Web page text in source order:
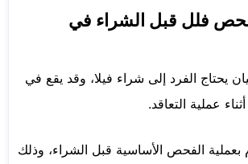
فلل قبل الشراء في
يحتاج الفرد إلى شراء فيلا، وقد يقع في
عملية التعاقد.
بعملية الفحص الأساسية قبل الشراء، وذلك